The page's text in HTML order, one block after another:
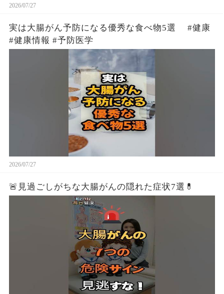
2026/07/27
実は大腸がん予防になる優秀な食べ物5選 #健康
#健康情報 #予防医学
2026/07/27
🚨見過ごしがちな大腸がんの隠れた症状7選💊